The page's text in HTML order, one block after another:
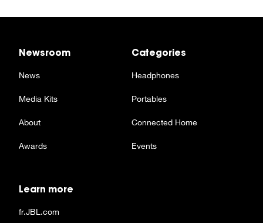
Newsroom
News
Media Kits
About
Awards
Categories
Headphones
Portables
Connected Home
Events
Learn more
fr.JBL.com